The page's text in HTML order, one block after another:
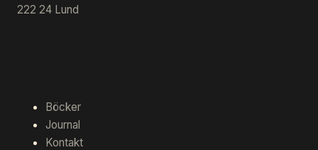
222 24 Lund
Böcker
Journal
Kontakt